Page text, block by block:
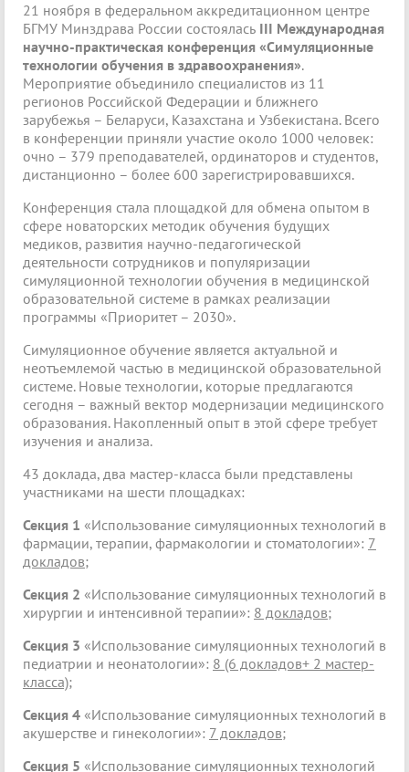
21 ноября в федеральном аккредитационном центре
БГМУ Минздрава России состоялась III Международная
научно-практическая конференция «Симуляционные
технологии обучения в здравоохранения».
Мероприятие объединило специалистов из 11
регионов Российской Федерации и ближнего
зарубежья – Беларуси, Казахстана и Узбекистана. Всего
в конференции приняли участие около 1000 человек:
очно – 379 преподавателей, ординаторов и студентов,
дистанционно – более 600 зарегистрировавшихся.
Конференция стала площадкой для обмена опытом в
сфере новаторских методик обучения будущих
медиков, развития научно-педагогической
деятельности сотрудников и популяризации
симуляционной технологии обучения в медицинской
образовательной системе в рамках реализации
программы «Приоритет – 2030».
Симуляционное обучение является актуальной и
неотъемлемой частью в медицинской образовательной
системе. Новые технологии, которые предлагаются
сегодня – важный вектор модернизации медицинского
образования. Накопленный опыт в этой сфере требует
изучения и анализа.
43 доклада, два мастер-класса были представлены
участниками на шести площадках:
Секция 1 «Использование симуляционных технологий в
фармации, терапии, фармакологии и стоматологии»: 7
докладов;
Секция 2 «Использование симуляционных технологий в
хирургии и интенсивной терапии»: 8 докладов;
Секция 3 «Использование симуляционных технологий в
педиатрии и неонатологии»: 8 (6 докладов+ 2 мастер-
класса);
Секция 4 «Использование симуляционных технологий в
акушерстве и гинекологии»: 7 докладов;
Секция 5 «Использование симуляционных технологий